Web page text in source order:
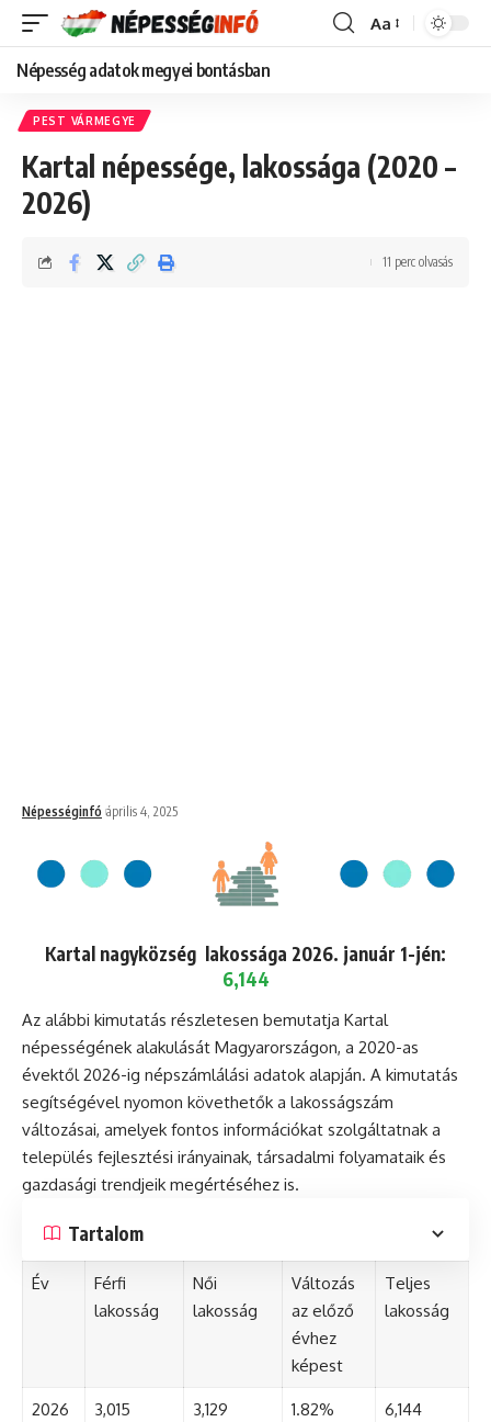
Font
Aa
Népesség adatok megyei bontásban
PEST VÁRMEGYE
Kartal népessége, lakossága (2020 –
2026)
Népességinfó április 4, 2025
11 perc olvasás
Kartal nagyközség lakossága 2026. január 1-jén:
6,144
Az alábbi kimutatás részletesen bemutatja Kartal
népességének alakulását Magyarországon, a 2020-as
évektől 2026-ig népszámlálási adatok alapján. A kimutatás
segítségével nyomon követhetők a lakosságszám
változásai, amelyek fontos információkat szolgáltatnak a
település fejlesztési irányainak, társadalmi folyamataik és
gazdasági trendjeik megértéséhez is.
Tartalom
Év
Férfi
lakosság
Női
lakosság
Változás
az előző
évhez
képest
Teljes
lakosság
2026 3,015 3,129 1.82% 6,144